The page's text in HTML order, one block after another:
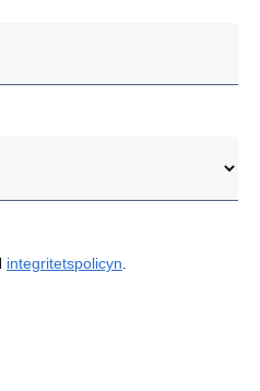
integritetspolicyn.